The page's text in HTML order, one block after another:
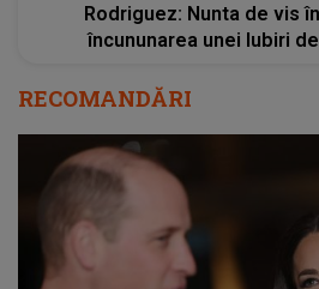
Rodriguez: Nunta de vis
încununarea unei Iubiri
RECOMANDĂRI